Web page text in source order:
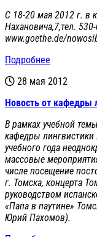
C 18-20 мая 2012 г. в
Нахановича,7,тел.
www.goethe.de/
Подробнее
28 мая 2012
Новость от кафедры
В рамках учебной
кафедры
учебного года
массовые
числе посещение
г. Томска, концерта
руководством
«Папа в паутине»
Юрий Пахомов).